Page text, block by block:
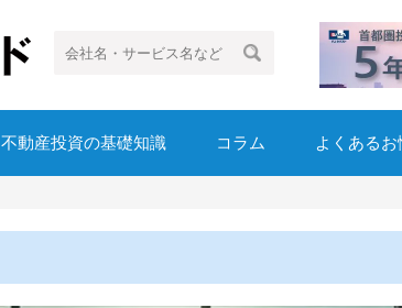
不動産投資の基礎知識 コラム よくあるお